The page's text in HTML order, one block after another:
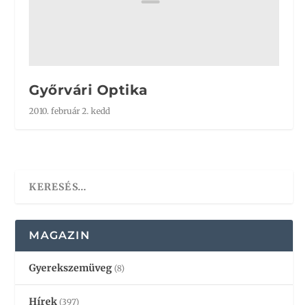
Győrvári Optika
2010. február 2. kedd
MAGAZIN
Gyerekszemüveg (8)
Hírek (397)